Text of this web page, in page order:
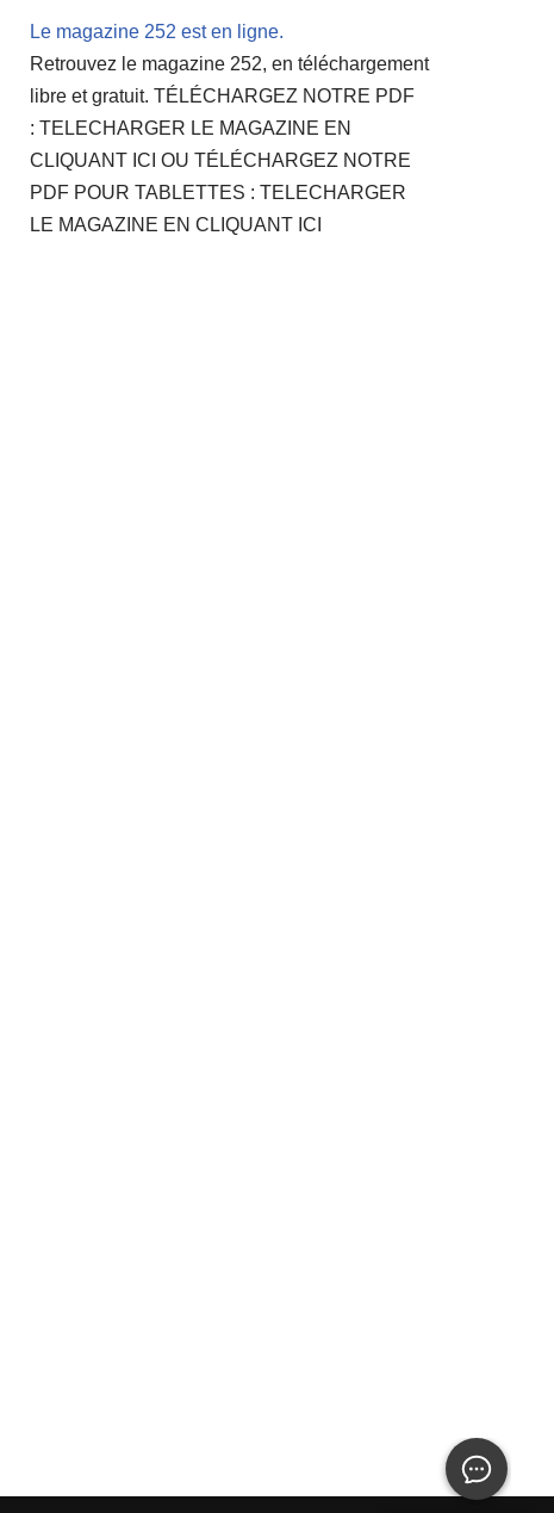
Le magazine 252 est en ligne.
Retrouvez le magazine 252, en téléchargement
libre et gratuit. TÉLÉCHARGEZ NOTRE PDF
: TELECHARGER LE MAGAZINE EN
CLIQUANT ICI OU TÉLÉCHARGEZ NOTRE
PDF POUR TABLETTES : TELECHARGER
LE MAGAZINE EN CLIQUANT ICI